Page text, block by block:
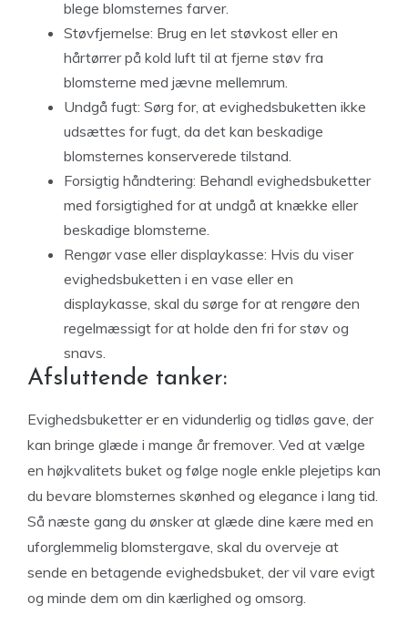
blege blomsternes farver.
Støvfjernelse: Brug en let støvkost eller en
hårtørrer på kold luft til at fjerne støv fra
blomsterne med jævne mellemrum.
Undgå fugt: Sørg for, at evighedsbuketten ikke
udsættes for fugt, da det kan beskadige
blomsternes konserverede tilstand.
Forsigtig håndtering: Behandl evighedsbuketter
med forsigtighed for at undgå at knække eller
beskadige blomsterne.
Rengør vase eller displaykasse: Hvis du viser
evighedsbuketten i en vase eller en
displaykasse, skal du sørge for at rengøre den
regelmæssigt for at holde den fri for støv og
snavs.
Afsluttende tanker:
Evighedsbuketter er en vidunderlig og tidløs gave, der
kan bringe glæde i mange år fremover. Ved at vælge
en højkvalitets buket og følge nogle enkle plejetips kan
du bevare blomsternes skønhed og elegance i lang tid.
Så næste gang du ønsker at glæde dine kære med en
uforglemmelig blomstergave, skal du overveje at
sende en betagende evighedsbuket, der vil vare evigt
og minde dem om din kærlighed og omsorg.